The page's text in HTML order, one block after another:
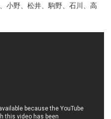
小野、松井、駒野、石川、高